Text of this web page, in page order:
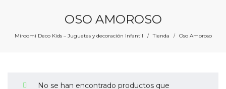
OSO AMOROSO
Miroomi Deco Kids – Juguetes y decoración Infantil / Tienda / Oso Amoroso
No se han encontrado productos que